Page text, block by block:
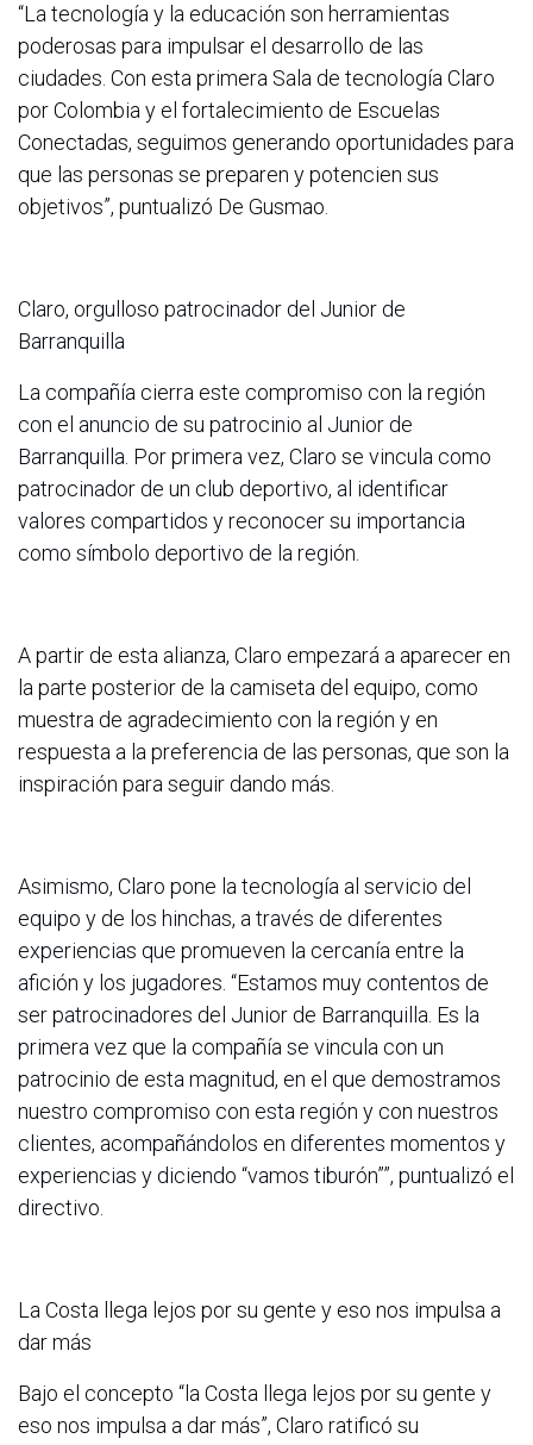
“La tecnología y la educación son herramientas
poderosas para impulsar el desarrollo de las
ciudades. Con esta primera Sala de tecnología Claro
por Colombia y el fortalecimiento de Escuelas
Conectadas, seguimos generando oportunidades para
que las personas se preparen y potencien sus
objetivos”, puntualizó De Gusmao.
Claro, orgulloso patrocinador del Junior de
Barranquilla
La compañía cierra este compromiso con la región
con el anuncio de su patrocinio al Junior de
Barranquilla. Por primera vez, Claro se vincula como
patrocinador de un club deportivo, al identificar
valores compartidos y reconocer su importancia
como símbolo deportivo de la región.
A partir de esta alianza, Claro empezará a aparecer en
la parte posterior de la camiseta del equipo, como
muestra de agradecimiento con la región y en
respuesta a la preferencia de las personas, que son la
inspiración para seguir dando más.
Asimismo, Claro pone la tecnología al servicio del
equipo y de los hinchas, a través de diferentes
experiencias que promueven la cercanía entre la
afición y los jugadores. “Estamos muy contentos de
ser patrocinadores del Junior de Barranquilla. Es la
primera vez que la compañía se vincula con un
patrocinio de esta magnitud, en el que demostramos
nuestro compromiso con esta región y con nuestros
clientes, acompañándolos en diferentes momentos y
experiencias y diciendo “vamos tiburón””, puntualizó el
directivo.
La Costa llega lejos por su gente y eso nos impulsa a
dar más
Bajo el concepto “la Costa llega lejos por su gente y
eso nos impulsa a dar más”, Claro ratificó su